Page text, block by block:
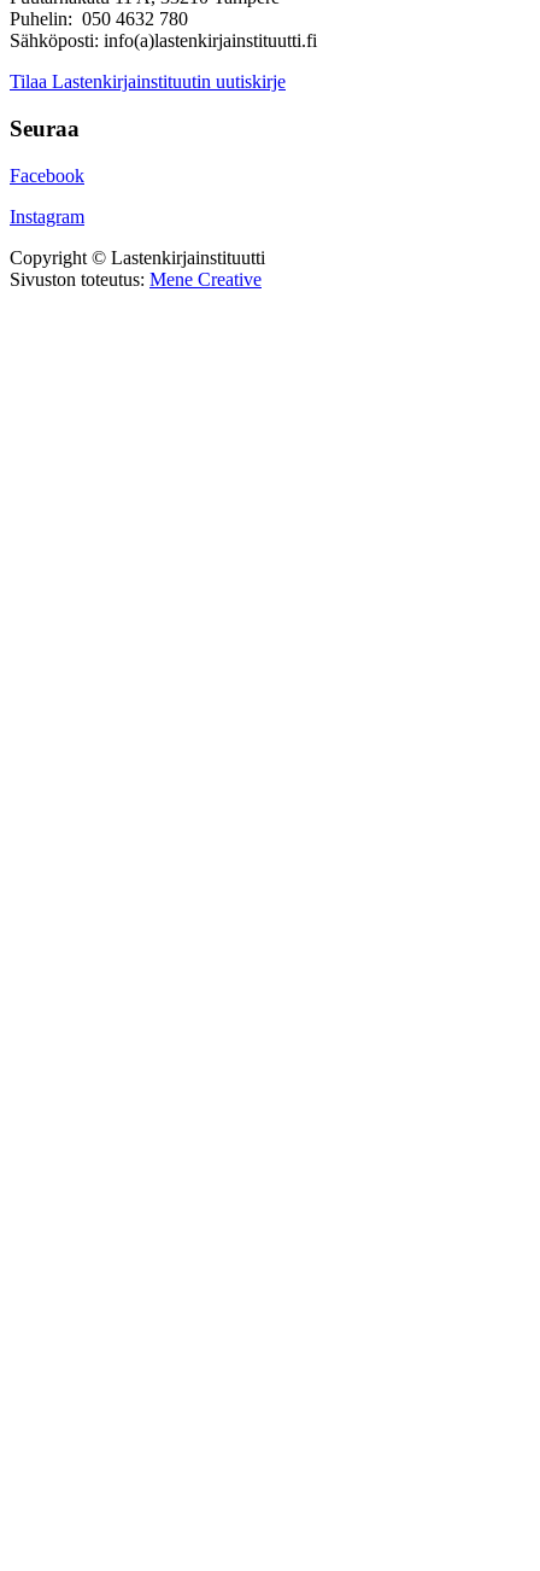
Puhelin: 050 4632 780
Sähköposti: info(a)lastenkirjainstituutti.fi
Tilaa Lastenkirjainstituutin uutiskirje
Seuraa
Facebook
Instagram
Copyright © Lastenkirjainstituutti
Sivuston toteutus: Mene Creative